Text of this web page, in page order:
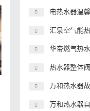
电热水器温
汇泉空气能
华帝燃气热
热水器整体
万和热水器
万和热水器自